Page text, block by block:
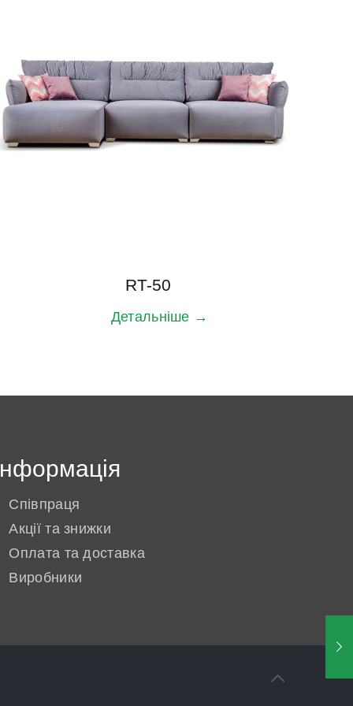
RT-50
Детальніше →
Співпраця
Акції та знижки
Оплата та доставка
Виробники